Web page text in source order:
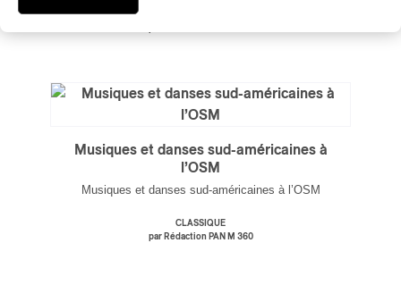
ACID JAZZ
Musiques et danses sud-américaines à
l’OSM
Musiques et danses sud-américaines à l’OSM
CLASSIQUE
par Rédaction PAN M 360